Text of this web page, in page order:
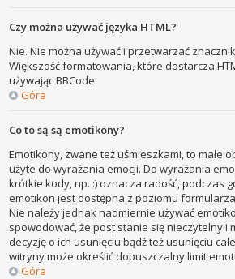
Czy można używać języka HTML?
Nie. Nie można używać i przetwarzać
Większość formatowania, które dostarcza
używając BBCode.
Góra
Co to są są emotikony?
Emotikony, zwane też uśmieszkami, to małe
użyte do wyrażania emocji. Do wyrażania
krótkie kody, np. :) oznacza radość, podczas
emotikon jest dostępna z poziomu
Nie należy jednak nadmiernie używać
spowodować, że post stanie się nieczytelny i
decyzję o ich usunięciu bądź też usunięciu
witryny może określić dopuszczalny limit
Góra